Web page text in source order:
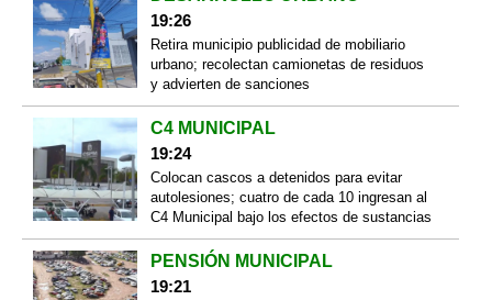
19:26
Retira municipio publicidad de mobiliario
urbano; recolectan camionetas de residuos
y advierten de sanciones
C4 MUNICIPAL
19:24
Colocan cascos a detenidos para evitar
autolesiones; cuatro de cada 10 ingresan al
C4 Municipal bajo los efectos de sustancias
PENSIÓN MUNICIPAL
19:21